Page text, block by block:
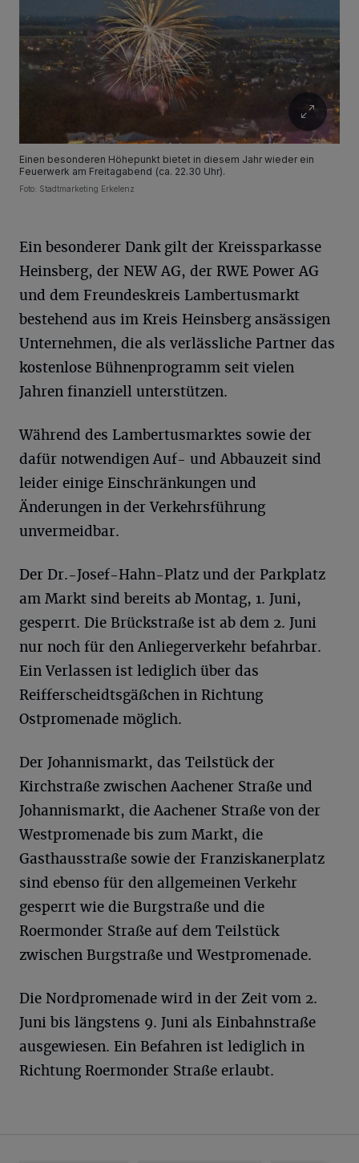
Einen besonderen Höhepunkt bietet in diesem Jahr wieder ein
Feuerwerk am Freitagabend (ca. 22.30 Uhr).
Foto: Stadtmarketing Erkelenz
Ein besonderer Dank gilt der Kreissparkasse
Heinsberg, der NEW AG, der RWE Power AG
und dem Freundeskreis Lambertusmarkt
bestehend aus im Kreis Heinsberg ansässigen
Unternehmen, die als verlässliche Partner das
kostenlose Bühnenprogramm seit vielen
Jahren finanziell unterstützen.
Während des Lambertusmarktes sowie der
dafür notwendigen Auf- und Abbauzeit sind
leider einige Einschränkungen und
Änderungen in der Verkehrsführung
unvermeidbar.
Der Dr.-Josef-Hahn-Platz und der Parkplatz
am Markt sind bereits ab Montag, 1. Juni,
gesperrt. Die Brückstraße ist ab dem 2. Juni
nur noch für den Anliegerverkehr befahrbar.
Ein Verlassen ist lediglich über das
Reifferscheidtsgäßchen in Richtung
Ostpromenade möglich.
Der Johannismarkt, das Teilstück der
Kirchstraße zwischen Aachener Straße und
Johannismarkt, die Aachener Straße von der
Westpromenade bis zum Markt, die
Gasthausstraße sowie der Franziskanerplatz
sind ebenso für den allgemeinen Verkehr
gesperrt wie die Burgstraße und die
Roermonder Straße auf dem Teilstück
zwischen Burgstraße und Westpromenade.
Die Nordpromenade wird in der Zeit vom 2.
Juni bis längstens 9. Juni als Einbahnstraße
ausgewiesen. Ein Befahren ist lediglich in
Richtung Roermonder Straße erlaubt.